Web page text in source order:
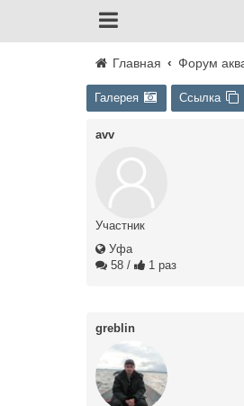
Главная Форум
Галерея Ссылка
avv
Участник
Уфа
58 / 1 раз
greblin